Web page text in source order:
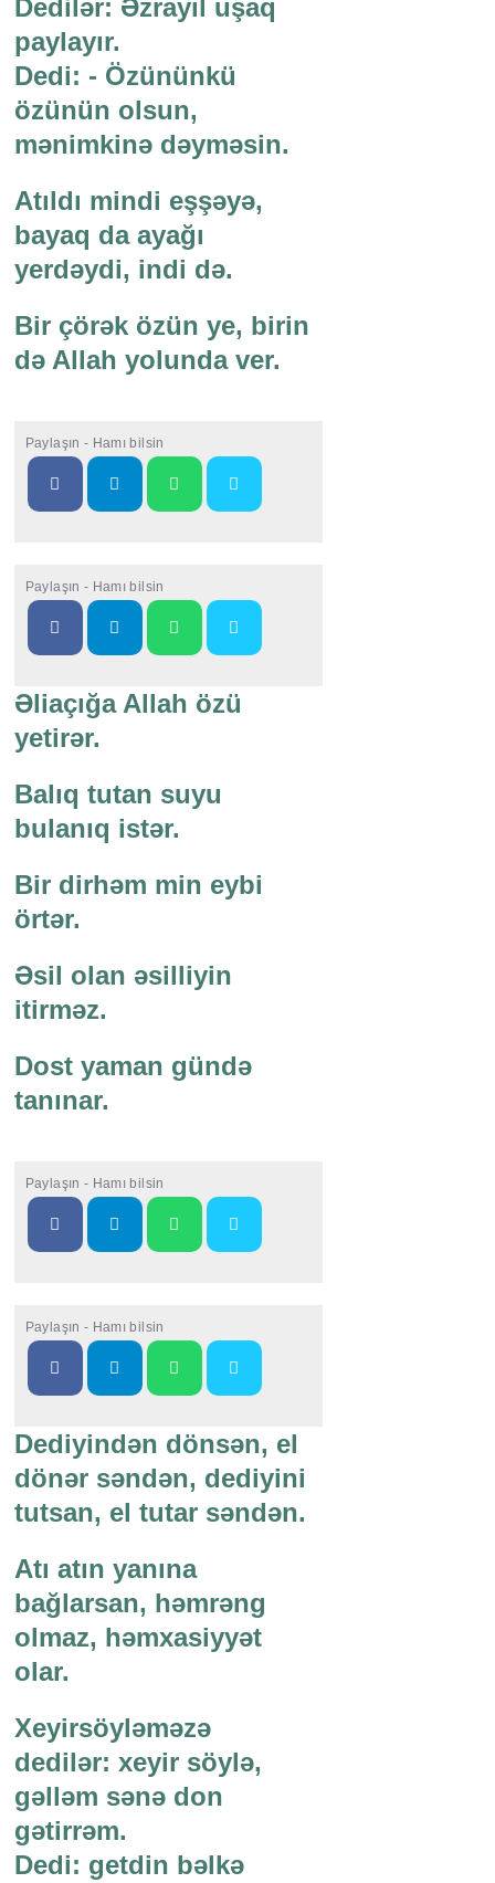
Dedilər: Əzrayıl uşaq
paylayır.
Dedi: - Özününkü
özünün olsun,
mənimkinə dəyməsin.
Atıldı mindi eşşəyə,
bayaq da ayağı
yerdəydi, indi də.
Bir çörək özün ye, birin
də Allah yolunda ver.
Paylaşın - Hamı bilsin
Paylaşın - Hamı bilsin
Əliaçığa Allah özü
yetirər.
Balıq tutan suyu
bulanıq istər.
Bir dirhəm min eybi
örtər.
Əsil olan əsilliyin
itirməz.
Dost yaman gündə
tanınar.
Paylaşın - Hamı bilsin
Paylaşın - Hamı bilsin
Dediyindən dönsən, el
dönər səndən, dediyini
tutsan, el tutar səndən.
Atı atın yanına
bağlarsan, həmrəng
olmaz, həmxasiyyət
olar.
Xeyirsöyləməzə
dedilər: xeyir söylə,
gəlləm sənə don
gətirrəm.
Dedi: getdin bəlkə